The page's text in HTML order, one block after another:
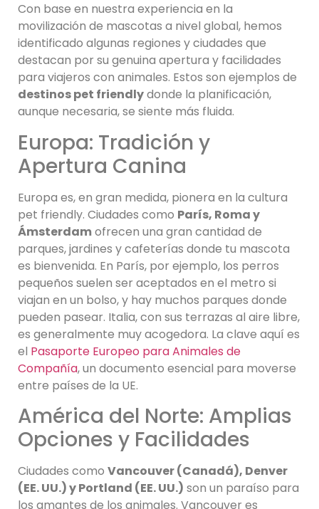
Con base en nuestra experiencia en la
movilización de mascotas a nivel global, hemos
identificado algunas regiones y ciudades que
destacan por su genuina apertura y facilidades
para viajeros con animales. Estos son ejemplos de
destinos pet friendlydonde la planificación,
aunque necesaria, se siente más fluida.
Europa: Tradición y
Apertura Canina
Europa es, en gran medida, pionera en la cultura
pet friendly. Ciudades como París, Roma y
Ámsterdamofrecen una gran cantidad de
parques, jardines y cafeterías donde tu mascota
es bienvenida. En París, por ejemplo, los perros
pequeños suelen ser aceptados en el metro si
viajan en un bolso, y hay muchos parques donde
pueden pasear. Italia, con sus terrazas al aire libre,
es generalmente muy acogedora. La clave aquí es
el Pasaporte Europeo para Animales de
Compañía, un documento esencial para moverse
entre países de la UE.
América del Norte: Amplias
Opciones y Facilidades
Ciudades como Vancouver (Canadá), Denver
(EE. UU.) y Portland (EE. UU.) son un paraíso para
los amantes de los animales. Vancouver es